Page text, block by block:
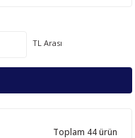
TL Arası
Toplam 44 ürün